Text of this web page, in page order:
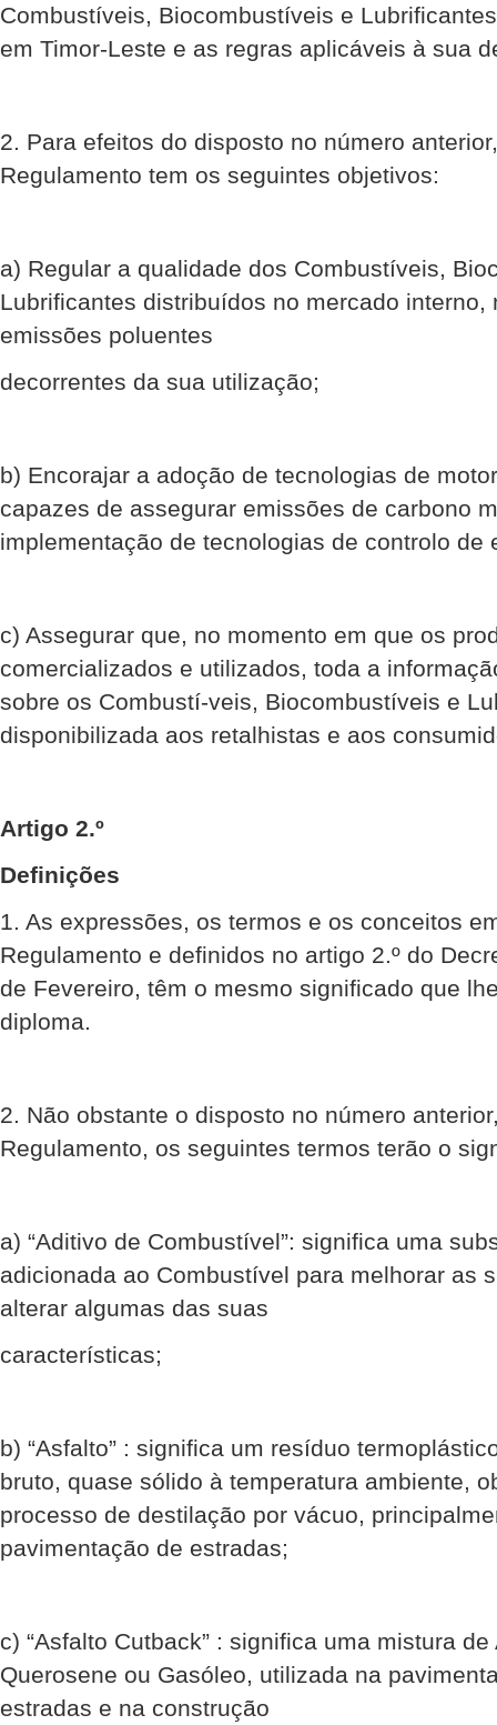
Combustíveis, Biocombustíveis e
em Timor-Leste e as regras aplicáveis à sua
2. Para efeitos do disposto no número
Regulamento tem os seguintes objetivos:
a) Regular a qualidade dos Combustíveis,
Lubrificantes distribuídos no mercado interno,
emissões poluentes
decorrentes da sua utilização;
b) Encorajar a adoção de tecnologias de
capazes de assegurar emissões de carbono
implementação de tecnologias de controlo de
c) Assegurar que, no momento em que os
comercializados e utilizados, toda a
sobre os Combustí-veis, Biocombustíveis e
disponibilizada aos retalhistas e aos
Artigo 2.º
Definições
1. As expressões, os termos e os conceitos
Regulamento e definidos no artigo 2.º do
de Fevereiro, têm o mesmo significado que
diploma.
2. Não obstante o disposto no número
Regulamento, os seguintes termos terão o
a) “Aditivo de Combustível”: significa uma
adicionada ao Combustível para melhorar as
alterar algumas das suas
características;
b) “Asfalto” : significa um resíduo
bruto, quase sólido à temperatura ambiente,
processo de destilação por vácuo,
pavimentação de estradas;
c) “Asfalto Cutback” : significa uma mistura
Querosene ou Gasóleo, utilizada na
estradas e na construção